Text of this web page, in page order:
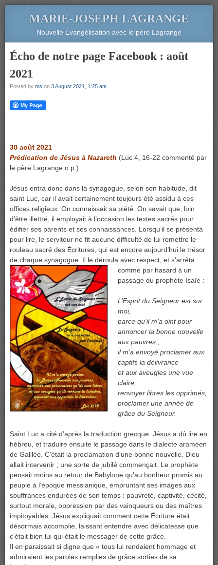
MARIE-JOSEPH LAGRANGE
Nouvelle Évangélisation avec le père Lagrange
Écho de notre page Facebook : août
2021
Posted by ms on 3 August 2021, 1:25 am
30 août 2021
Prédication de Jésus à Nazareth (Luc 4, 16-22 commenté par
le père Lagrange o.p.)
Jésus entra donc dans la synagogue, selon son habitude, dit
saint Luc, car il avait certainement toujours été assidu à ces
offices religieux. On connaissait sa piété. On savait que, loin
d’être illettré, il employait à l’occasion les textes sacrés pour
édifier ses parents et ses connaissances. Lorsqu’il se présenta
pour lire, le serviteur ne fit aucune difficulté de lui remettre le
rouleau sacré des Écritures, qui est encore aujourd’hui le trésor
de chaque synagogue. Il le déroula avec respect, et s’arrêta
comme par hasard à un
passage du prophète Isaïe :
L’Esprit du Seigneur est sur
moi,
parce qu’il m’a oint pour
annoncer la bonne nouvelle
aux pauvres ;
il m’a envoyé proclamer aux
captifs la délivrance
et aux aveugles une vue
claire,
renvoyer libres les opprimés,
proclamer une année de
grâce du Seigneur.
Saint Luc a cité d’après la traduction grecque. Jésus a dû lire en
hébreu, et traduire ensuite le passage dans le dialecte araméen
de Galilée. C’était la proclamation d’une bonne nouvelle. Dieu
allait intervenir ; une sorte de jubilé commençait. Le prophète
pensait moins au retour de Babylone qu’au bonheur promis au
peuple à l’époque messianique, empruntant ses images aux
souffrances endurées de son temps : pauvreté, captivité, cécité,
surtout morale, oppression par des vainqueurs ou des maîtres
impitoyables. Jésus expliquait comment cette Écriture était
désormais accomplie, laissant entendre avec délicatesse que
c’était bien lui qui était le messager de cette grâce.
Il en paraissait si digne que « tous lui rendaient hommage et
admiraient les paroles remplies de grâce sorties de sa